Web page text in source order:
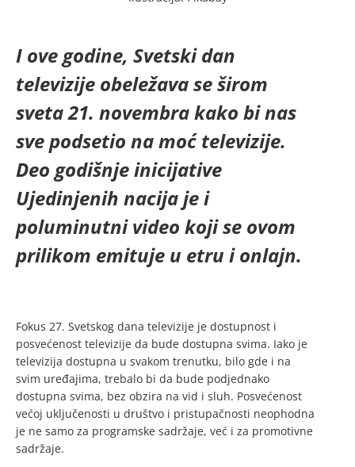
I ove godine, Svetski dan
televizije obeležava se širom
sveta 21. novembra kako bi nas
sve podsetio na moć televizije.
Deo godišnje inicijative
Ujedinjenih nacija je i
poluminutni video koji se ovom
prilikom emituje u etru i onlajn.
Fokus 27. Svetskog dana televizije je dostupnost i
posvećenost televizije da bude dostupna svima. Iako je
televizija dostupna u svakom trenutku, bilo gde i na
svim uređajima, trebalo bi da bude podjednako
dostupna svima, bez obzira na vid i sluh. Posvećenost
većoj uključenosti u društvo i pristupačnosti neophodna
je ne samo za programske sadržaje, već i za promotivne
sadržaje.